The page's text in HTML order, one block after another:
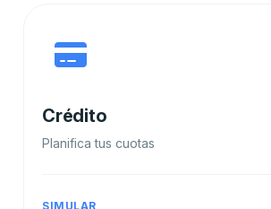
Crédito
Planifica tus cuotas
SIMULAR